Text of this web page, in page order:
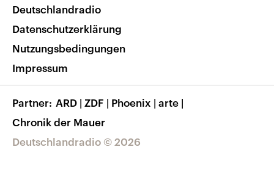
Nachrichten App
Frequenzen
Veranstaltungen
Musikliste
RSS
Barrierefreiheit
Deutschlandradio © 2026
Deutschlandradio
Datenschutzerklärung
Nutzungsbedingungen
Impressum
Partner ARD | ZDF | Phoenix | arte |
Chronik der Mauer